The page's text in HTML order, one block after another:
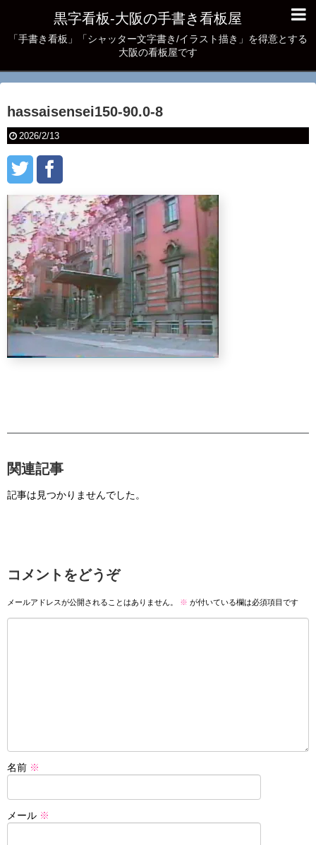
黒字看板‐大阪の手書き看板屋
「手書き看板」「シャッター文字書き/イラスト描き」を得意とする
大阪の看板屋です
hassaisensei150-90.0-8
2026/2/13
関連記事
記事は見つかりませんでした。
コメントをどうぞ
メールアドレスが公開されることはありません。 ※ が付いている欄は必須項目です
名前 ※
メール ※